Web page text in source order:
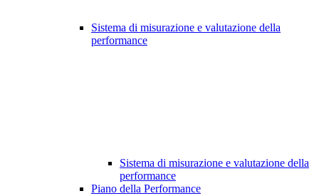
Sistema di misurazione e valutazione della
performance
Sistema di misurazione e valutazione della
performance
Piano della Performance